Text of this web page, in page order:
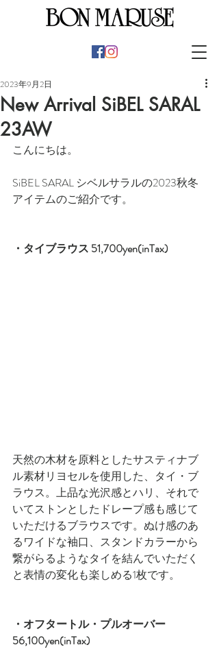
New Arrival SiBEL SARAL
23AW
2023年9月2日
こんにちは。
SiBEL SARAL シベルサラルの2023秋冬
アイテムのご紹介です。
・タイブラウス 51,700yen(inTax)
天然の木材を原料としたサスティナブ
ル素材リヨセルを使用した、タイ・ブ
ラウス。上品な光沢感とハリ、それで
いてストンとしたドレープ感も感じて
いただけるブラウスです。ぬけ感のあ
るワイドな袖口、スタンドカラーから
繋がらるようなタイを結んでいただく
と表情の変化も楽しめる1枚です。
・オフタートル・プルオーバー
56,100yen(inTax)